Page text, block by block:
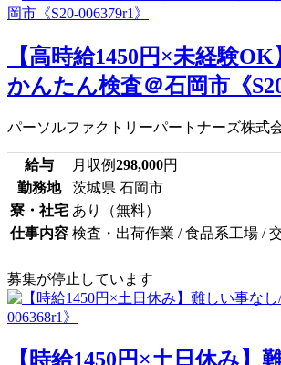
【高時給1450円×未経験
かんたん検査＠石岡市《
パーソルファクトリーパートナーズ株式
給与 月収例298,000円
勤務地
茨城県 石岡市
寮・社宅 あり（無料）
仕事内容 検査・出荷作業 / 食品系工場 /
募集が停止しています
【時給1450円×土日休み】